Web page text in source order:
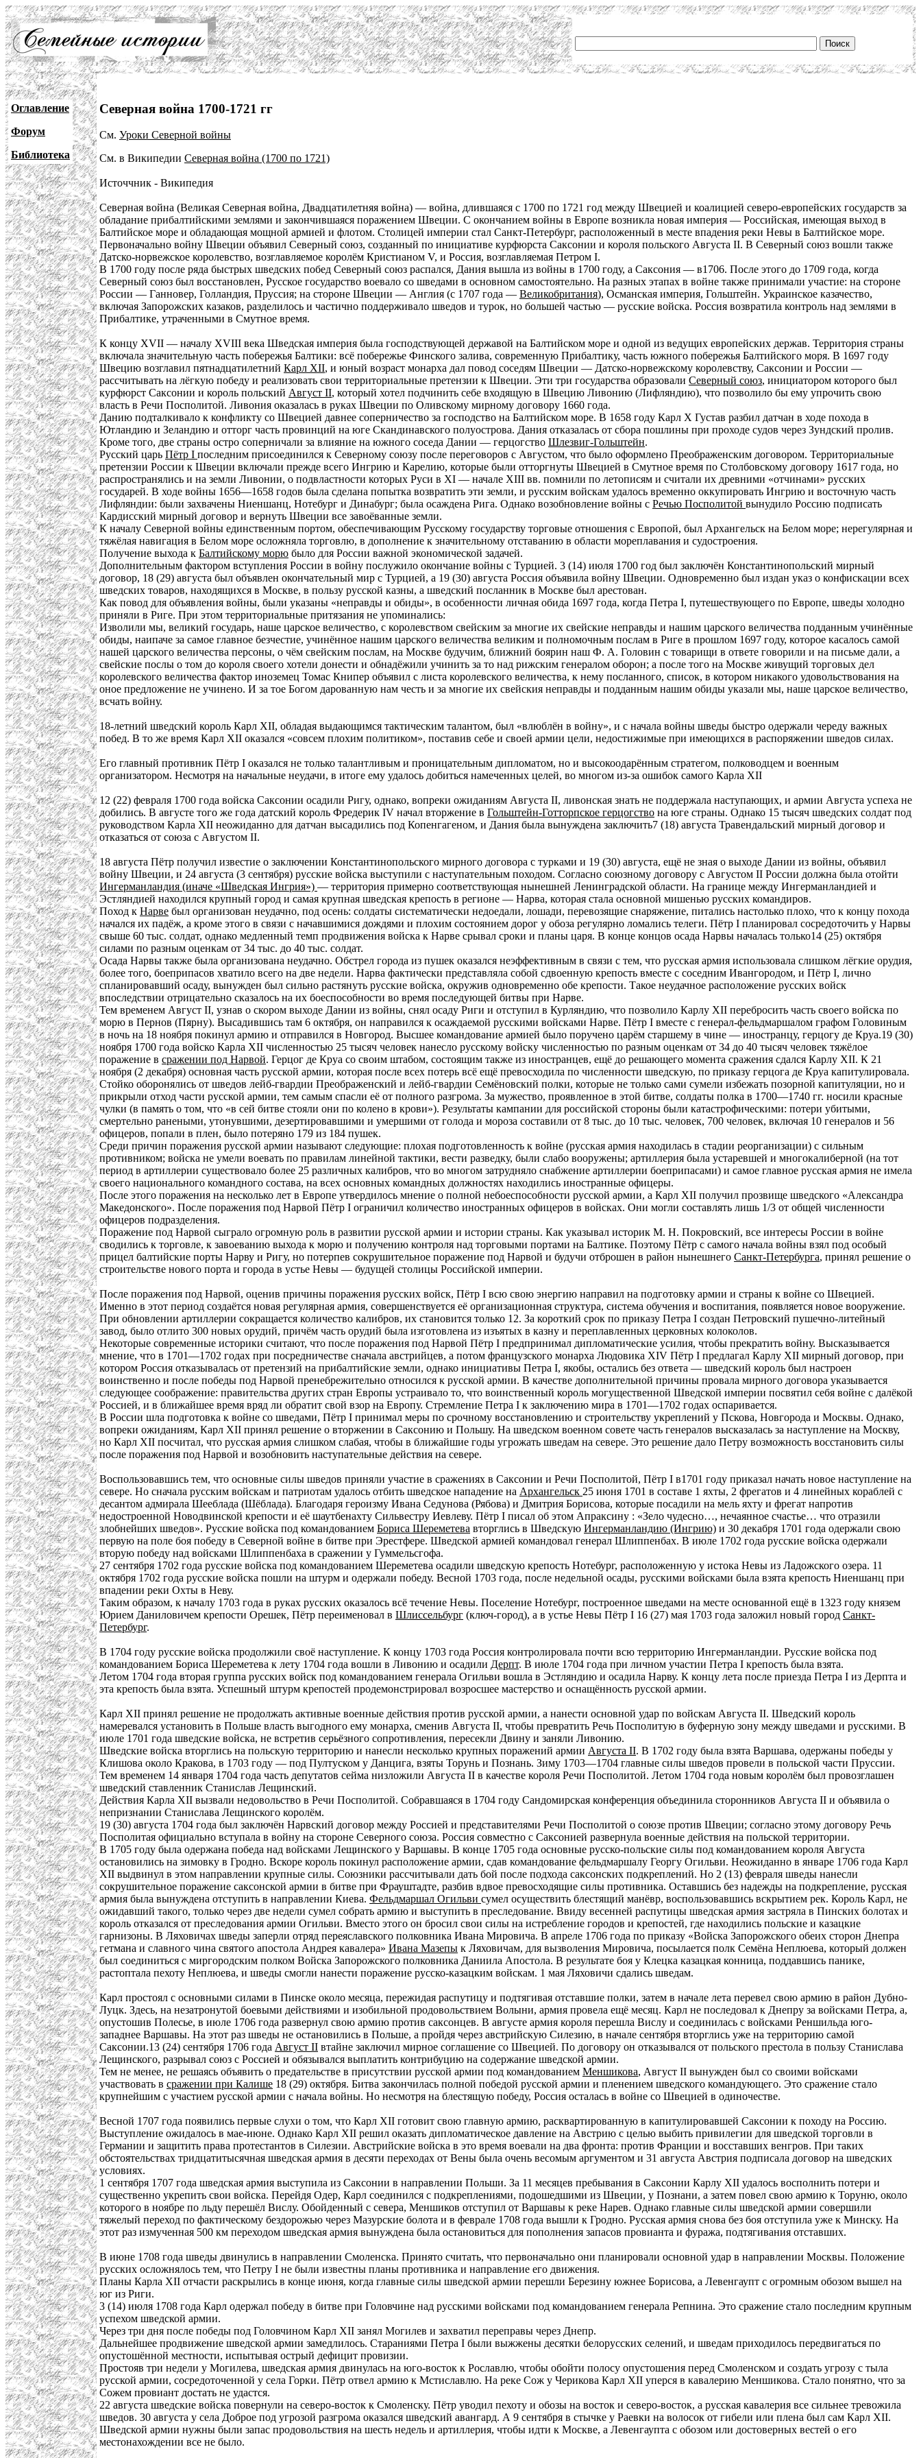
Оглавление
Форум
Библиотека
Северная война 1700-1721 гг
См. Уроки Северной войны
См. в Википедии Северная война (1700 по 1721)
Источчник - Википедия
Северная война (Великая Северная война, Двадцатилетняя война) — война, длившаяся с 1700 по 1721 год между Швецией и коалицией северо-европейских государств за
обладание прибалтийскими землями и закончившаяся поражением Швеции. С окончанием войны в Европе возникла новая империя — Российская, имеющая выход в
Балтийское море и обладающая мощной армией и флотом. Столицей империи стал Санкт-Петербург, расположенный в месте впадения реки Невы в Балтийское море.
Первоначально войну Швеции объявил Северный союз, созданный по инициативе курфюрста Саксонии и короля польского Августа II. В Северный союз вошли также
Датско-норвежское королевство, возглавляемое королём Кристианом V, и Россия, возглавляемая Петром I.
В 1700 году после ряда быстрых шведских побед Северный союз распался, Дания вышла из войны в 1700 году, а Саксония — в1706. После этого до 1709 года, когда
Северный союз был восстановлен, Русское государство воевало со шведами в основном самостоятельно. На разных этапах в войне также принимали участие: на стороне
России — Ганновер, Голландия, Пруссия; на стороне Швеции — Англия (c 1707 года — Великобритания), Османская империя, Гольштейн. Украинское казачество,
включая Запорожских казаков, разделилось и частично поддерживало шведов и турок, но большей частью — русские войска. Россия возвратила контроль над землями в
Прибалтике, утраченными в Смутное время.
К концу XVII — началу XVIII века Шведская империя была господствующей державой на Балтийском море и одной из ведущих европейских держав. Территория страны
включала значительную часть побережья Балтики: всё побережье Финского залива, современную Прибалтику, часть южного побережья Балтийского моря. В 1697 году
Швецию возглавил пятнадцатилетний Карл XII, и юный возраст монарха дал повод соседям Швеции — Датско-норвежскому королевству, Саксонии и России —
рассчитывать на лёгкую победу и реализовать свои территориальные претензии к Швеции. Эти три государства образовали Северный союз, инициатором которого был
курфюрст Саксонии и король польский Август II, который хотел подчинить себе входящую в Швецию Ливонию (Лифляндию), что позволило бы ему упрочить свою
власть в Речи Посполитой. Ливония оказалась в руках Швеции по Оливскому мирному договору 1660 года.
Данию подталкивало к конфликту со Швецией давнее соперничество за господство на Балтийском море. В 1658 году Карл X Густав разбил датчан в ходе похода в
Ютландию и Зеландию и отторг часть провинций на юге Скандинавского полуострова. Дания отказалась от сбора пошлины при проходе судов через Зундский пролив.
Кроме того, две страны остро соперничали за влияние на южного соседа Дании — герцогство Шлезвиг-Гольштейн.
Русский царь Пётр I последним присоединился к Северному союзу после переговоров с Августом, что было оформлено Преображенским договором. Территориальные
претензии России к Швеции включали прежде всего Ингрию и Карелию, которые были отторгнуты Швецией в Смутное время по Столбовскому договору 1617 года, но
распространялись и на земли Ливонии, о подвластности которых Руси в XI — начале XIII вв. помнили по летописям и считали их древними «отчинами» русских
государей. В ходе войны 1656—1658 годов была сделана попытка возвратить эти земли, и русским войскам удалось временно оккупировать Ингрию и восточную часть
Лифляндии: были захвачены Ниеншанц, Нотебург и Динабург; была осаждена Рига. Однако возобновление войны с Речью Посполитой вынудило Россию подписать
Кардисский мирный договор и вернуть Швеции все завоёванные земли.
К началу Северной войны единственным портом, обеспечивающим Русскому государству торговые отношения с Европой, был Архангельск на Белом море; нерегулярная и
тяжёлая навигация в Белом море осложняла торговлю, в дополнение к значительному отставанию в области мореплавания и судостроения.
Получение выхода к Балтийскому морю было для России важной экономической задачей.
Дополнительным фактором вступления России в войну послужило окончание войны с Турцией. 3 (14) июля 1700 год был заключён Константинопольский мирный
договор, 18 (29) августа был объявлен окончательный мир с Турцией, а 19 (30) августа Россия объявила войну Швеции. Одновременно был издан указ о конфискации всех
шведских товаров, находящихся в Москве, в пользу русской казны, а шведский посланник в Москве был арестован.
Как повод для объявления войны, были указаны «неправды и обиды», в особенности личная обида 1697 года, когда Петра I, путешествующего по Европе, шведы холодно
приняли в Риге. При этом территориальные притязания не упоминались:
Изволили мы, великий государь, наше царское величество, с королевством свейским за многие их свейские неправды и нашим царского величества подданным учинённые
обиды, наипаче за самое главное безчестие, учинённое нашим царского величества великим и полномочным послам в Риге в прошлом 1697 году, которое касалось самой
нашей царского величества персоны, о чём свейским послам, на Москве будучим, ближний боярин наш Ф. А. Головин с товарищи в ответе говорили и на письме дали, а
свейские послы о том до короля своего хотели донести и обнадёжили учинить за то над рижским генералом оборон; а после того на Москве живущий торговых дел
королевского величества фактор иноземец Томас Книпер объявил с листа королевского величества, к нему посланного, список, в котором никакого удовольствования на
оное предложение не учинено. И за тое Богом дарованную нам честь и за многие их свейския неправды и подданным нашим обиды указали мы, наше царское величество,
всчать войну.
18-летний шведский король Карл XII, обладая выдающимся тактическим талантом, был «влюблён в войну», и с начала войны шведы быстро одержали череду важных
побед. В то же время Карл XII оказался «совсем плохим политиком», поставив себе и своей армии цели, недостижимые при имеющихся в распоряжении шведов силах.
Его главный противник Пётр I оказался не только талантливым и проницательным дипломатом, но и высокоодарённым стратегом, полководцем и военным
организатором. Несмотря на начальные неудачи, в итоге ему удалось добиться намеченных целей, во многом из-за ошибок самого Карла XII
12 (22) февраля 1700 года войска Саксонии осадили Ригу, однако, вопреки ожиданиям Августа II, ливонская знать не поддержала наступающих, и армии Августа успеха не
добились. В августе того же года датский король Фредерик IV начал вторжение в Гольштейн-Готторпское герцогство на юге страны. Однако 15 тысяч шведских солдат под
руководством Карла XII неожиданно для датчан высадились под Копенгагеном, и Дания была вынуждена заключить7 (18) августа Травендальский мирный договор и
отказаться от союза с Августом II.
18 августа Пётр получил известие о заключении Константинопольского мирного договора с турками и 19 (30) августа, ещё не зная о выходе Дании из войны, объявил
войну Швеции, и 24 августа (3 сентября) русские войска выступили с наступательным походом. Согласно союзному договору с Августом II России должна была отойти
Ингерманландия (иначе «Шведская Ингрия») — территория примерно соответствующая нынешней Ленинградской области. На границе между Ингерманландией и
Эстляндией находился крупный город и самая крупная шведская крепость в регионе — Нарва, которая стала основной мишенью русских командиров.
Поход к Нарве был организован неудачно, под осень: солдаты систематически недоедали, лошади, перевозящие снаряжение, питались настолько плохо, что к концу похода
начался их падёж, а кроме этого в связи с начавшимися дождями и плохим состоянием дорог у обоза регулярно ломались телеги. Пётр I планировал сосредоточить у Нарвы
свыше 60 тыс. солдат, однако медленный темп продвижения войска к Нарве срывал сроки и планы царя. В конце концов осада Нарвы началась только14 (25) октября
силами по разным оценкам от 34 тыс. до 40 тыс. солдат.
Осада Нарвы также была организована неудачно. Обстрел города из пушек оказался неэффективным в связи с тем, что русская армия использовала слишком лёгкие орудия,
более того, боеприпасов хватило всего на две недели. Нарва фактически представляла собой сдвоенную крепость вместе с соседним Ивангородом, и Пётр I, лично
спланировавший осаду, вынужден был сильно растянуть русские войска, окружив одновременно обе крепости. Такое неудачное расположение русских войск
впоследствии отрицательно сказалось на их боеспособности во время последующей битвы при Нарве.
Тем временем Август II, узнав о скором выходе Дании из войны, снял осаду Риги и отступил в Курляндию, что позволило Карлу XII перебросить часть своего войска по
морю в Пернов (Пярну). Высадившись там 6 октября, он направился к осаждаемой русскими войсками Нарве. Пётр I вместе с генерал-фельдмаршалом графом Головиным
в ночь на 18 ноября покинул армию и отправился в Новгород. Высшее командование армией было поручено царём старшему в чине — иностранцу, герцогу де Круа.19 (30)
ноября 1700 года войско Карла XII численностью 25 тысяч человек нанесло русскому войску численностью по разным оценкам от 34 до 40 тысяч человек тяжёлое
поражение в сражении под Нарвой. Герцог де Круа со своим штабом, состоящим также из иностранцев, ещё до решающего момента сражения сдался Карлу XII. К 21
ноября (2 декабря) основная часть русской армии, которая после всех потерь всё ещё превосходила по численности шведскую, по приказу герцога де Круа капитулировала.
Стойко оборонялись от шведов лейб-гвардии Преображенский и лейб-гвардии Семёновский полки, которые не только сами сумели избежать позорной капитуляции, но и
прикрыли отход части русской армии, тем самым спасли её от полного разгрома. За мужество, проявленное в этой битве, солдаты полка в 1700—1740 гг. носили красные
чулки (в память о том, что «в сей битве стояли они по колено в крови»). Результаты кампании для российской стороны были катастрофическими: потери убитыми,
смертельно ранеными, утонувшими, дезертировавшими и умершими от голода и мороза составили от 8 тыс. до 10 тыс. человек, 700 человек, включая 10 генералов и 56
офицеров, попали в плен, было потеряно 179 из 184 пушек.
Среди причин поражения русской армии называют следующие: плохая подготовленность к войне (русская армия находилась в стадии реорганизации) с сильным
противником; войска не умели воевать по правилам линейной тактики, вести разведку, были слабо вооружены; артиллерия была устаревшей и многокалиберной (на тот
период в артиллерии существовало более 25 различных калибров, что во многом затрудняло снабжение артиллерии боеприпасами) и самое главное русская армия не имела
своего национального командного состава, на всех основных командных должностях находились иностранные офицеры.
После этого поражения на несколько лет в Европе утвердилось мнение о полной небоеспособности русской армии, а Карл XII получил прозвище шведского «Александра
Македонского». После поражения под Нарвой Пётр I ограничил количество иностранных офицеров в войсках. Они могли составлять лишь 1/3 от общей численности
офицеров подразделения.
Поражение под Нарвой сыграло огромную роль в развитии русской армии и истории страны. Как указывал историк М. Н. Покровский, все интересы России в войне
сводились к торговле, к завоеванию выхода к морю и получению контроля над торговыми портами на Балтике. Поэтому Пётр с самого начала войны взял под особый
прицел балтийские порты Нарву и Ригу, но потерпев сокрушительное поражение под Нарвой и будучи отброшен в район нынешнего Санкт-Петербурга, принял решение о
строительстве нового порта и города в устье Невы — будущей столицы Российской империи.
После поражения под Нарвой, оценив причины поражения русских войск, Пётр I всю свою энергию направил на подготовку армии и страны к войне со Швецией.
Именно в этот период создаётся новая регулярная армия, совершенствуется её организационная структура, система обучения и воспитания, появляется новое вооружение.
При обновлении артиллерии сокращается количество калибров, их становится только 12. За короткий срок по приказу Петра I создан Петровский пушечно-литейный
завод, было отлито 300 новых орудий, причём часть орудий была изготовлена из изъятых в казну и переплавленных церковных колоколов.
Некоторые современные историки считают, что после поражения под Нарвой Пётр I предпринимал дипломатические усилия, чтобы прекратить войну. Высказывается
мнение, что в 1701—1702 годах при посредничестве сначала австрийцев, а потом французского монарха Людовикa XIV Пётр I предлагал Карлу XII мирный договор, при
котором Россия отказывалась от претензий на прибалтийские земли, однако инициативы Петра I, якобы, остались без ответа — шведский король был настроен
воинственно и после победы под Нарвой пренебрежительно относился к русской армии. В качестве дополнительной причины провала мирного договора указывается
следующее соображение: правительства других стран Европы устраивало то, что воинственный король могущественной Шведской империи посвятил себя войне с далёкой
Россией, и в ближайшее время вряд ли обратит свой взор на Европу. Стремление Петра I к заключению мира в 1701—1702 годах оспаривается.
В России шла подготовка к войне со шведами, Пётр I принимал меры по срочному восстановлению и строительству укреплений у Пскова, Новгорода и Москвы. Однако,
вопреки ожиданиям, Карл XII принял решение о вторжении в Саксонию и Польшу. На шведском военном совете часть генералов высказалась за наступление на Москву,
но Карл XII посчитал, что русская армия слишком слабая, чтобы в ближайшие годы угрожать шведам на севере. Это решение дало Петру возможность восстановить силы
после поражения под Нарвой и возобновить наступательные действия на севере.
Воспользовавшись тем, что основные силы шведов приняли участие в сражениях в Саксонии и Речи Посполитой, Пётр I в1701 году приказал начать новое наступление на
севере. Но сначала русским войскам и патриотам удалось отбить шведское нападение на Архангельск 25 июня 1701 в составе 1 яхты, 2 фрегатов и 4 линейных кораблей с
десантом адмирала Шееблада (Шёблада). Благодаря героизму Ивана Седунова (Рябова) и Дмитрия Борисова, которые посадили на мель яхту и фрегат напротив
недостроенной Новодвинской крепости и её шаутбенахту Сильвестру Иевлеву. Пётр I писал об этом Апраксину : «Зело чудесно…, нечаянное счастье… что отразили
злобнейших шведов». Русские войска под командованием Бориса Шереметева вторглись в Шведскую Ингерманландию (Ингрию) и 30 декабря 1701 года одержали свою
первую на поле боя победу в Северной войне в битве при Эрестфере. Шведской армией командовал генерал Шлиппенбах. В июле 1702 года русские войска одержали
вторую победу над войсками Шлиппенбаха в сражении у Гуммельсгофа.
27 сентября 1702 года русские войска под командованием Шереметева осадили шведскую крепость Нотебург, расположенную у истока Невы из Ладожского озера. 11
октября 1702 года русские войска пошли на штурм и одержали победу. Весной 1703 года, после недельной осады, русскими войсками была взята крепость Ниеншанц при
впадении реки Охты в Неву.
Таким образом, к началу 1703 года в руках русских оказалось всё течение Невы. Поселение Нотебург, построенное шведами на месте основанной ещё в 1323 году князем
Юрием Даниловичем крепости Орешек, Пётр переименовал в Шлиссельбург (ключ-город), а в устье Невы Пётр I 16 (27) мая 1703 года заложил новый город Санкт-
Петербург.
В 1704 году русские войска продолжили своё наступление. К концу 1703 года Россия контролировала почти всю территорию Ингерманландии. Русские войска под
командованием Бориса Шереметева к лету 1704 года вошли в Ливонию и осадили Дерпт. В июле 1704 года при личном участии Петра I крепость была взята.
Летом 1704 года вторая группа русских войск под командованием генерала Огильви вошла в Эстляндию и осадила Нарву. К концу лета после приезда Петра I из Дерпта и
эта крепость была взята. Успешный штурм крепостей продемонстрировал возросшее мастерство и оснащённость русской армии.
Карл XII принял решение не продолжать активные военные действия против русской армии, а нанести основной удар по войскам Августа II. Шведский король
намеревался установить в Польше власть выгодного ему монарха, сменив Августа II, чтобы превратить Речь Посполитую в буферную зону между шведами и русскими. В
июле 1701 года шведские войска, не встретив серьёзного сопротивления, пересекли Двину и заняли Ливонию.
Шведские войска вторглись на польскую территорию и нанесли несколько крупных поражений армии Августа II. В 1702 году была взята Варшава, одержаны победы у
Клишова около Кракова, в 1703 году — под Пултуском у Данцига, взяты Торунь и Познань. Зиму 1703—1704 главные силы шведов провели в польской части Пруссии.
Тем временем 14 января 1704 года часть депутатов сейма низложили Августа II в качестве короля Речи Посполитой. Летом 1704 года новым королём был провозглашен
шведский ставленник Станислав Лещинский.
Действия Карла XII вызвали недовольство в Речи Посполитой. Собравшаяся в 1704 году Сандомирская конференция объединила сторонников Августа II и объявила о
непризнании Станислава Лещинского королём.
19 (30) августа 1704 года был заключён Нарвский договор между Россией и представителями Речи Посполитой о союзе против Швеции; согласно этому договору Речь
Посполитая официально вступала в войну на стороне Северного союза. Россия совместно с Саксонией развернула военные действия на польской территории.
В 1705 году была одержана победа над войсками Лещинского у Варшавы. В конце 1705 года основные русско-польские силы под командованием короля Августа
остановились на зимовку в Гродно. Вскоре король покинул расположение армии, сдав командование фельдмаршалу Георгу Огильви. Неожиданно в январе 1706 года Карл
XII выдвинул в этом направлении крупные силы. Союзники рассчитывали дать бой после подхода саксонских подкреплений. Но 2 (13) февраля шведы нанесли
сокрушительное поражение саксонской армии в битве при Фрауштадте, разбив вдвое превосходящие силы противника. Оставшись без надежды на подкрепление, русская
армия была вынуждена отступить в направлении Киева. Фельдмаршал Огильви сумел осуществить блестящий манёвр, воспользовавшись вскрытием рек. Король Карл, не
ожидавший такого, только через две недели сумел собрать армию и выступить в преследование. Ввиду весенней распутицы шведская армия застряла в Пинских болотах и
король отказался от преследования армии Огильви. Вместо этого он бросил свои силы на истребление городов и крепостей, где находились польские и казацкие
гарнизоны. В Ляховичах шведы заперли отряд переяславского полковника Ивана Мировича. В апреле 1706 года по приказу «Войска Запорожского обеих сторон Днепра
гетмана и славного чина святого апостола Андрея кавалера» Ивана Мазепы к Ляховичам, для вызволения Мировича, посылается полк Семёна Неплюева, который должен
был соединиться с миргородским полком Войска Запорожского полковника Даниила Апостола. В результате боя у Клецка казацкая конница, поддавшись панике,
растоптала пехоту Неплюева, и шведы смогли нанести поражение русско-казацким войскам. 1 мая Ляховичи сдались шведам.
Карл простоял с основными силами в Пинске около месяца, пережидая распутицу и подтягивая отставшие полки, затем в начале лета перевел свою армию в район Дубно-
Луцк. Здесь, на незатронутой боевыми действиями и изобильной продовольствием Волыни, армия провела ещё месяц. Карл не последовал к Днепру за войсками Петра, а,
опустошив Полесье, в июле 1706 года развернул свою армию против саксонцев. В августе армия короля перешла Вислу и соединилась с войсками Реншильда юго-
западнее Варшавы. На этот раз шведы не остановились в Польше, а пройдя через австрийскую Силезию, в начале сентября вторглись уже на территорию самой
Саксонии.13 (24) сентября 1706 года Август II втайне заключил мирное соглашение со Швецией. По договору он отказывался от польского престола в пользу Станислава
Лещинского, разрывал союз с Россией и обязывался выплатить контрибуцию на содержание шведской армии.
Тем не менее, не решаясь объявить о предательстве в присутствии русской армии под командованием Меншикова, Август II вынужден был со своими войсками
участвовать в сражении при Калише 18 (29) октября. Битва закончилась полной победой русской армии и пленением шведского командующего. Это сражение стало
крупнейшим с участием русской армии с начала войны. Но несмотря на блестящую победу, Россия осталась в войне со Швецией в одиночестве.
Весной 1707 года появились первые слухи о том, что Карл XII готовит свою главную армию, расквартированную в капитулировавшей Саксонии к походу на Россию.
Выступление ожидалось в мае-июне. Однако Карл XII решил оказать дипломатическое давление на Австрию с целью выбить привилегии для шведской торговли в
Германии и защитить права протестантов в Силезии. Австрийские войска в это время воевали на два фронта: против Франции и восставших венгров. При таких
обстоятельствах тридцатитысячная шведская армия в десяти переходах от Вены была очень весомым аргументом и 31 августа Австрия подписала договор на шведских
условиях.
1 сентября 1707 года шведская армия выступила из Саксонии в направлении Польши. За 11 месяцев пребывания в Саксонии Карлу XII удалось восполнить потери и
существенно укрепить свои войска. Перейдя Одер, Карл соединился с подкреплениями, подошедшими из Швеции, у Познани, а затем повел свою армию к Торуню, около
которого в ноябре по льду перешёл Вислу. Обойденный с севера, Меншиков отступил от Варшавы к реке Нарев. Однако главные силы шведской армии совершили
тяжелый переход по фактическому бездорожью через Мазурские болота и в феврале 1708 года вышли к Гродно. Русская армия снова без боя отступила уже к Минску. На
этот раз измученная 500 км переходом шведская армия вынуждена была остановиться для пополнения запасов провианта и фуража, подтягивания отставших.
В июне 1708 года шведы двинулись в направлении Смоленска. Принято считать, что первоначально они планировали основной удар в направлении Москвы. Положение
русских осложнялось тем, что Петру I не были известны планы противника и направление его движения.
Планы Карла XII отчасти раскрылись в конце июня, когда главные силы шведской армии перешли Березину южнее Борисова, а Левенгаупт с огромным обозом вышел на
юг из Риги.
3 (14) июля 1708 года Карл одержал победу в битве при Головчине над русскими войсками под командованием генерала Репнина. Это сражение стало последним крупным
успехом шведской армии.
Через три дня после победы под Головчином Карл XII занял Могилев и захватил переправы через Днепр.
Дальнейшее продвижение шведской армии замедлилось. Стараниями Петра I были выжжены десятки белорусских селений, и шведам приходилось передвигаться по
опустошённой местности, испытывая острый дефицит провизии.
Простояв три недели у Могилева, шведская армия двинулась на юго-восток к Рославлю, чтобы обойти полосу опустошения перед Смоленском и создать угрозу с тыла
русской армии, сосредоточенной у села Горки. Пётр отвел армию к Мстиславлю. На реке Сож у Черикова Карл XII уперся в кавалерию Меншикова. Стало понятно, что за
Сожем провиант достать не удастся.
22 августа шведские войска повернули на северо-восток к Смоленску. Пётр уводил пехоту и обозы на восток и северо-восток, а русская кавалерия все сильнее тревожила
шведов. 30 августа у села Доброе под угрозой разгрома оказался шведский авангард. А 9 сентября в стычке у Раевки на волосок от гибели или плена был сам Карл XII.
Шведской армии нужны были запас продовольствия на шесть недель и артиллерия, чтобы идти к Москве, а Левенгаупта с обозом или достоверных вестей о его
местонахождении все не было.